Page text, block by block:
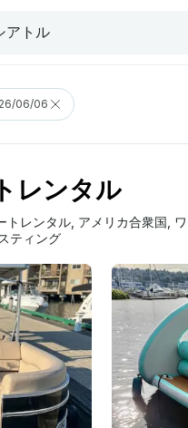
06/06
レンタル
トレンタル アメリカ合衆国
ティング